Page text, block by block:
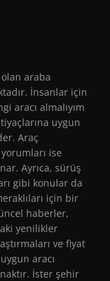
araba
İnsanlar için
aracı almalıyım
uygun
Araç
ise
Ayrıca, sürüş
gibi konular da
için bir
haberler,
yenilikler
ve fiyat
aracı
İster şehir